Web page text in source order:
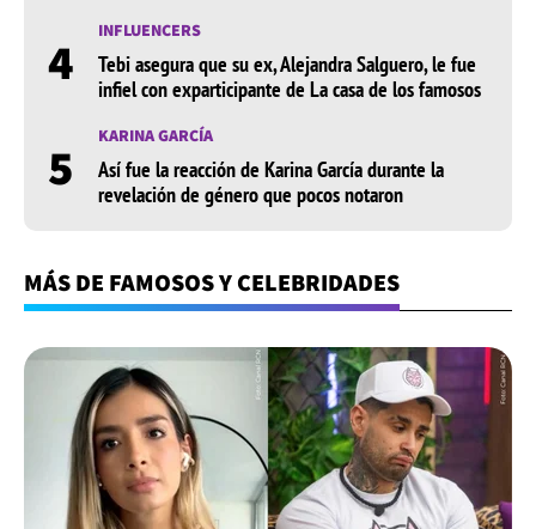
4 INFLUENCERS
Tebi asegura que su ex, Alejandra Salguero, le fue
infiel con exparticipante de La casa de los famosos
5 KARINA GARCÍA
Así fue la reacción de Karina García durante la
revelación de género que pocos notaron
MÁS DE FAMOSOS Y CELEBRIDADES